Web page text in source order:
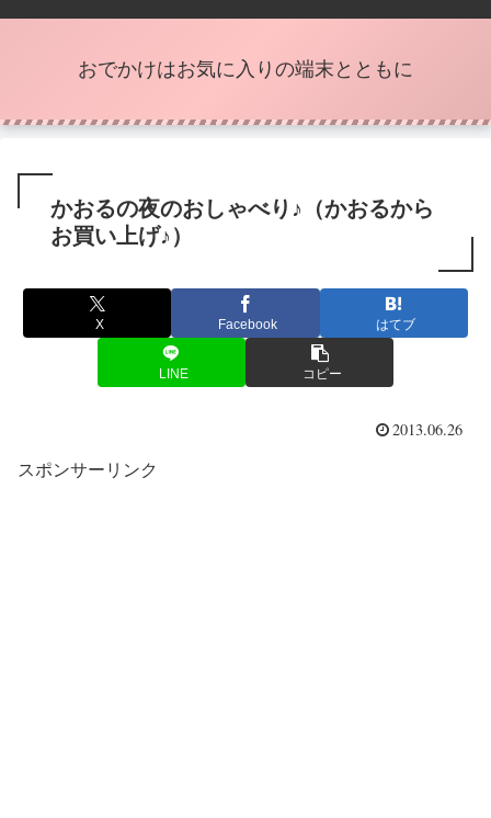
おでかけはお気に入りの端末とともに
かおるの夜のおしゃべり♪（かおるから
お買い上げ♪）
X Facebook はてブ
LINE コピー
2013.06.26
スポンサーリンク